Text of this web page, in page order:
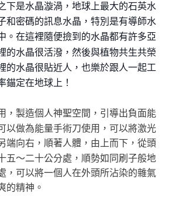
含以上)免運費
含以上)免運費
下是水晶漩渦，地球上最大的石英水
和密碼的訊息水晶，特別是有導師水
。 在這裡隨便撿到的水晶都有許多亞
的水晶很活潑， 然後與植物共生共榮
的水晶很貼近人，也樂於跟人一起工
錨定在地球上 ！
，製造個人神聖空間，引導出負面能
以做為能量手術刀使用，可以將激光
端向右，順著人體，由上而下，從頭
五～二十公分處，順勢如同刷子般地
，可以將一個人在外頭所沾染的雜氣
的精神。